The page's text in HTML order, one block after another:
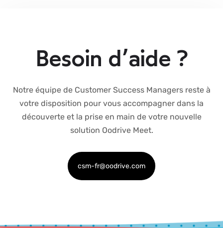
Besoin d’aide ?
Notre équipe de Customer Success Managers reste à
votre disposition pour vous accompagner dans la
découverte et la prise en main de votre nouvelle
solution Oodrive Meet.
csm-fr@oodrive.com